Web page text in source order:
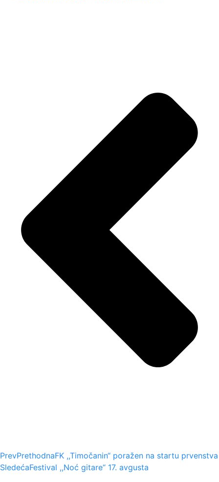
PrevPrethodnaFK ,,Timočanin“ poražen na startu prvenstva
SledećaFestival ,,Noć gitare“ 17. avgusta